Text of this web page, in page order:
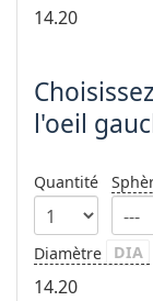
14.20
l'oeil
Quantité
Diamètre DIA
14.20